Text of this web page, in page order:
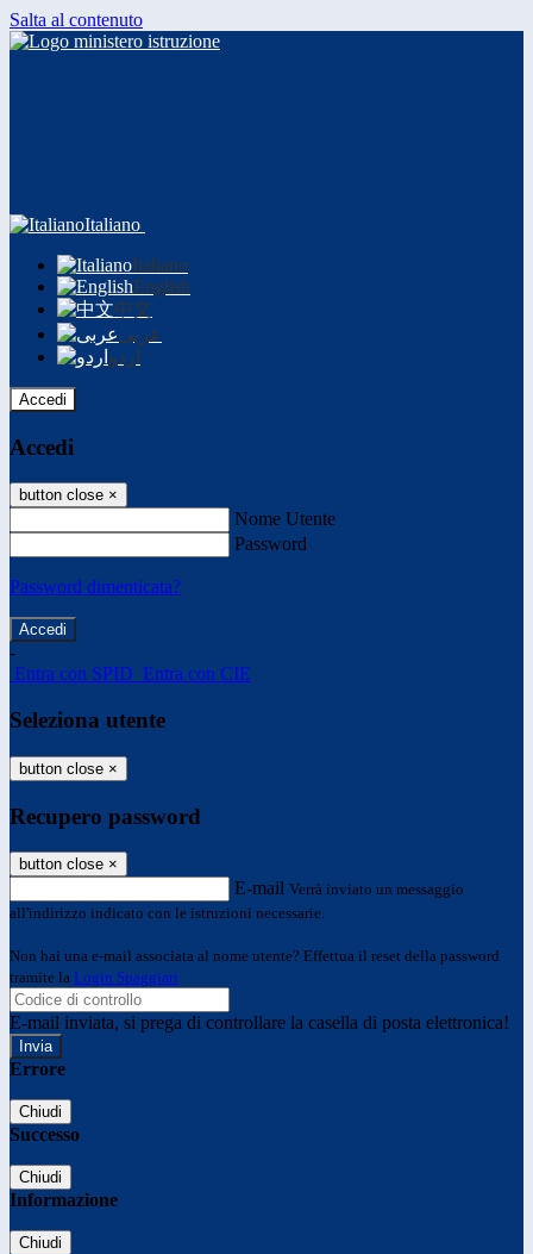
Salta al contenuto
Italiano
Italiano
English
中文
عربى
اردو
Accedi
Accedi
button close ×
Nome Utente
Password
Password dimenticata?
-
Entra con SPID Entra con CIE
Seleziona utente
button close ×
Recupero password
button close ×
E-mail Verrà inviato un messaggio
all'indirizzo indicato con le istruzioni necessarie.
Non hai una e-mail associata al nome utente? Effettua il reset della password
tramite la Login Spaggiari
E-mail inviata, si prega di controllare la casella di posta elettronica!
Errore
Chiudi
Successo
Chiudi
Informazione
Chiudi